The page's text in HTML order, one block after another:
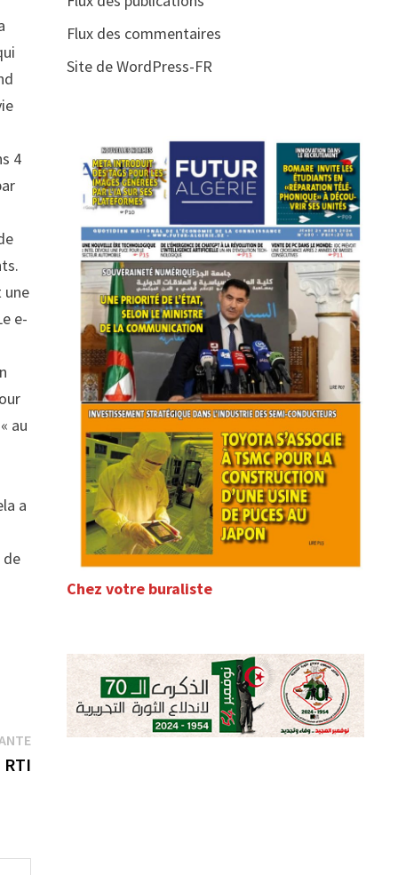
4
une
e-
au
a
de
Publication
suivante :
RTI
Flux des commentaires
Site de WordPress-FR
Chez votre buraliste